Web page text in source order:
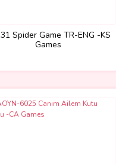
Spider Game TR-ENG -KS
Games